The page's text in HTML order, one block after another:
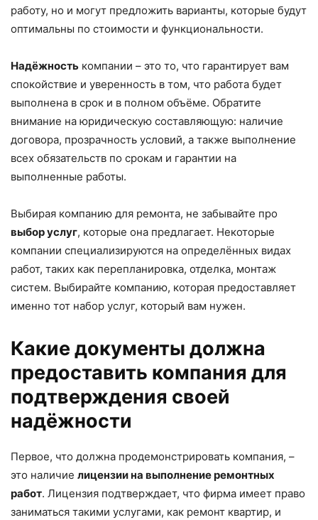
работу, но и могут предложить варианты, которые будут
оптимальны по стоимости и функциональности.
Надёжность компании – это то, что гарантирует вам
спокойствие и уверенность в том, что работа будет
выполнена в срок и в полном объёме. Обратите
внимание на юридическую составляющую: наличие
договора, прозрачность условий, а также выполнение
всех обязательств по срокам и гарантии на
выполненные работы.
Выбирая компанию для ремонта, не забывайте про
выбор услуг, которые она предлагает. Некоторые
компании специализируются на определённых видах
работ, таких как перепланировка, отделка, монтаж
систем. Выбирайте компанию, которая предоставляет
именно тот набор услуг, который вам нужен.
Какие документы должна
предоставить компания для
подтверждения своей
надёжности
Первое, что должна продемонстрировать компания, –
это наличие лицензии на выполнение ремонтных
работ. Лицензия подтверждает, что фирма имеет право
заниматься такими услугами, как ремонт квартир, и